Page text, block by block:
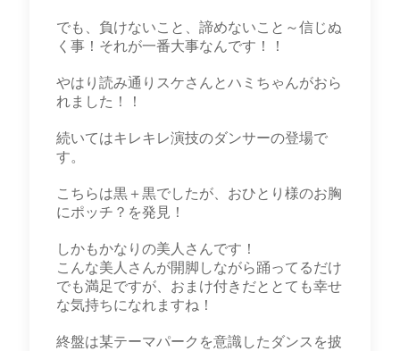
でも、負けないこと、諦めないこと～信じぬ
く事！それが一番大事なんです！！
やはり読み通りスケさんとハミちゃんがおら
れました！！
続いてはキレキレ演技のダンサーの登場で
す。
こちらは黒＋黒でしたが、おひとり様のお胸
にポッチ？を発見！
しかもかなりの美人さんです！
こんな美人さんが開脚しながら踊ってるだけ
でも満足ですが、おまけ付きだととても幸せ
な気持ちになれますね！
終盤は某テーマパークを意識したダンスを披